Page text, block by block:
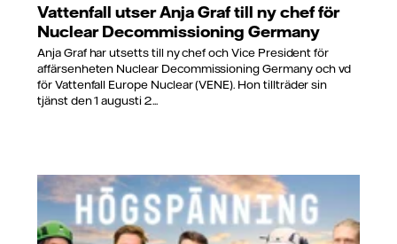
Vattenfall utser Anja Graf till ny chef för
Nuclear Decommissioning Germany
Anja Graf har utsetts till ny chef och Vice President för
affärsenheten Nuclear Decommissioning Germany och vd
för Vattenfall Europe Nuclear (VENE). Hon tillträder sin
tjänst den 1 augusti 2...